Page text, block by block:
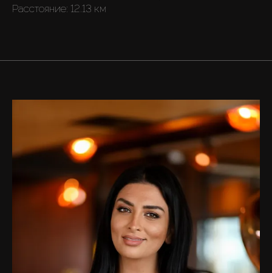
Купить
Новостройки
AX Journal
Расстояние: 12.13 км